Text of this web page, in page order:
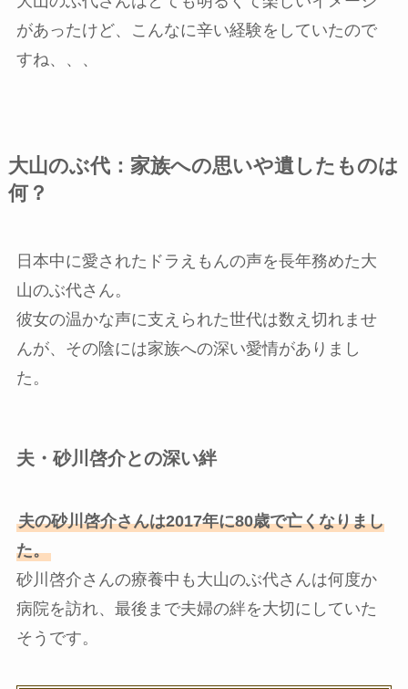
があったけど、こんなに辛い経験をしていたので
すね、、、
大山のぶ代：家族への思いや遺したものは
何？
日本中に愛されたドラえもんの声を長年務めた大
山のぶ代さん。
彼女の温かな声に支えられた世代は数え切れませ
んが、その陰には家族への深い愛情がありまし
た。
夫・砂川啓介との深い絆
夫の砂川啓介さんは2017年に80歳で亡くなりまし
た。
砂川啓介さんの療養中も大山のぶ代さんは何度か
病院を訪れ、最後まで夫婦の絆を大切にしていた
そうです。